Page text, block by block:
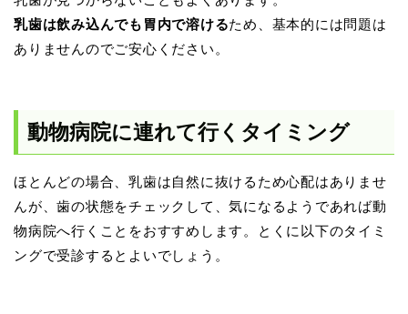
乳歯は飲み込んでも胃内で溶けるため、基本的には問題は
ありませんのでご安心ください。
動物病院に連れて行くタイミング
ほとんどの場合、乳歯は自然に抜けるため心配はありませ
んが、歯の状態をチェックして、気になるようであれば動
物病院へ行くことをおすすめします。とくに以下のタイミ
ングで受診するとよいでしょう。